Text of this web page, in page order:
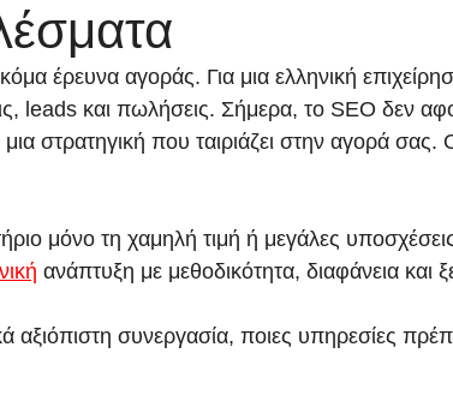
έρευνα αγοράς. Για μια ελληνική
leads και πωλήσεις. Σήμερα, το SEO δεν
στρατηγική που ταιριάζει στην αγορά
μόνο τη χαμηλή τιμή ή μεγάλες
ανάπτυξη με μεθοδικότητα, διαφάνεια και
συνεργασία, ποιες υπηρεσίες